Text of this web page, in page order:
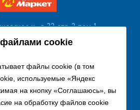
cookie
файлы cookie (в том
используемые «Яндекс
на кнопку «Соглашаюсь», вы
на обработку файлов cookie
ш., д. 32, стр. 2, пом. 1
256 08 13
Заказать звонок